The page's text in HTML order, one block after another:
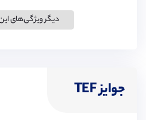
تجربه و درآمد هستند، فرصت
دیگر ویژگی‌های
جوایز TEF